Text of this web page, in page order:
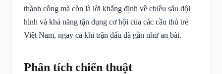
thành công mà còn là lời khẳng định về chiều sâu đội
hình và khả năng tận dụng cơ hội của các cầu thủ trẻ
Việt Nam, ngay cả khi trận đấu đã gần như an bài.
Phân tích chiến thuật